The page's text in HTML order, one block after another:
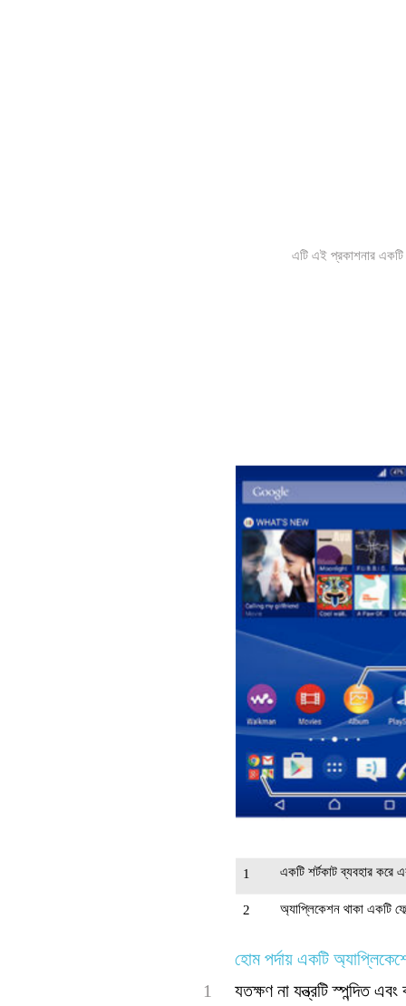
এটি এই প্রকাশনার
1 একটি শর্টকাট ব্যবহার করে
2 অ্যাপ্লিকেশন থাকা একটি
হোম পর্দায় একটি
1
যতক্ষণ না যন্ত্রটি স্পন্দিত